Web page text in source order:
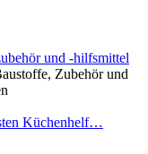
und -hilfsmittel
Zubehör und
Küchenhelf…